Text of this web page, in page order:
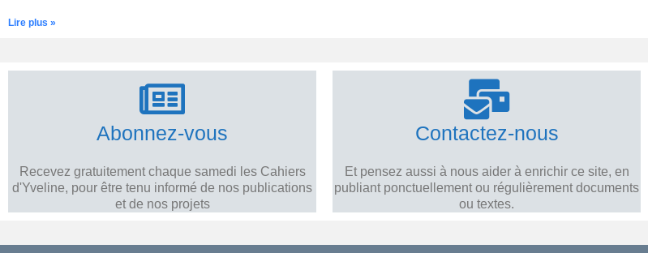
er
Lire plus »
Abonnez-vous
Recevez gratuitement chaque samedi les Cahiers
d'Yveline, pour être tenu informé de nos publications
et de nos projets
Contactez-nous
Et pensez aussi à nous aider à enrichir ce site, en
publiant ponctuellement ou régulièrement documents
ou textes.